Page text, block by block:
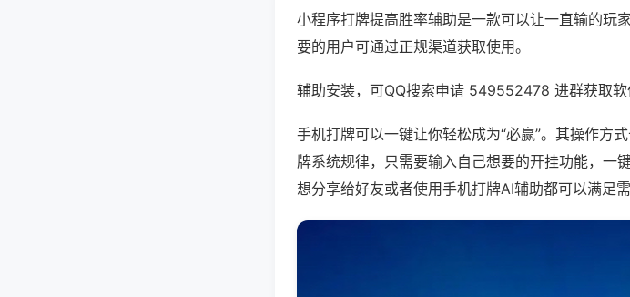
小程序打牌提高胜率辅助是一款可以让一直输的玩
要的用户可通过正规渠道获取使用。
辅助安装，可QQ搜索申请 549552478 进群获取软
手机打牌可以一键让你轻松成为“必赢”。其操作方
牌系统规律，只需要输入自己想要的开挂功能，一
想分享给好友或者使用手机打牌AI辅助都可以满足需